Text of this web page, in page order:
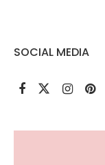
SOCIAL MEDIA